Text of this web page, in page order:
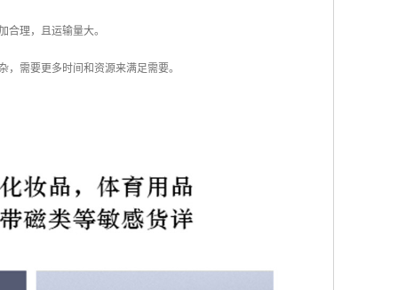
理，且运输量大。
需要更多时间和资源来满足需要。